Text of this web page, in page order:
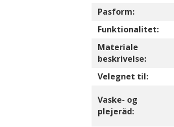
Pasform:
Funktionalitet:
Materiale
beskrivelse:
Velegnet til:
Vaske- og
plejeråd: